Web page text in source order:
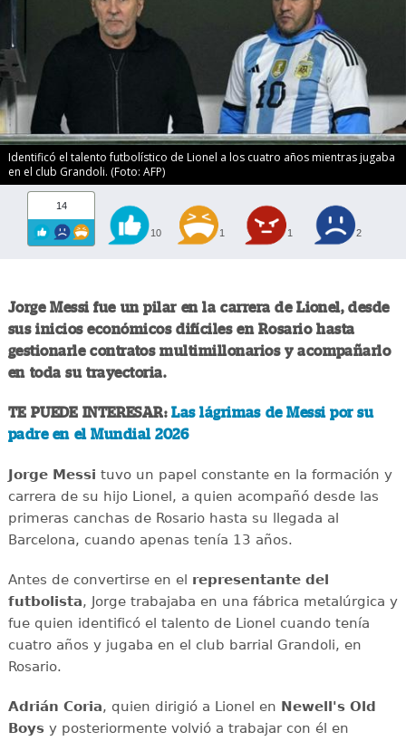
Identificó el talento futbolístico de Lionel a los cuatro años mientras jugaba
en el club Grandoli. (Foto: AFP)
14
10 1 1 2
Jorge Messi fue un pilar en la carrera de Lionel, desde
sus inicios económicos difíciles en Rosario hasta
gestionarle contratos multimillonarios y acompañarlo
en toda su trayectoria.
TE PUEDE INTERESAR:Las lágrimas de Messi por su
padre en el Mundial 2026
Jorge Messi tuvo un papel constante en la formación y
carrera de su hijo Lionel, a quien acompañó desde las
primeras canchas de Rosario hasta su llegada al
Barcelona, cuando apenas tenía 13 años.
Antes de convertirse en el representante del
futbolista, Jorge trabajaba en una fábrica metalúrgica y
fue quien identificó el talento de Lionel cuando tenía
cuatro años y jugaba en el club barrial Grandoli, en
Rosario.
Adrián Coria, quien dirigió a Lionel en Newell's Old
Boysy posteriormente volvió a trabajar con él en